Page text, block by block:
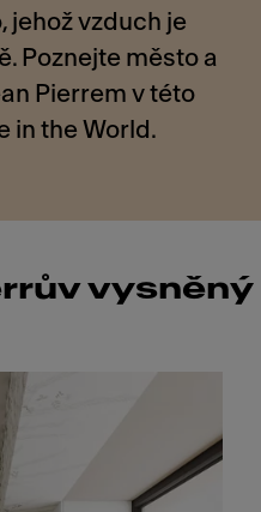
jehož vzduch je
Poznejte město a
Pierrem v této
in the World.
vysněný